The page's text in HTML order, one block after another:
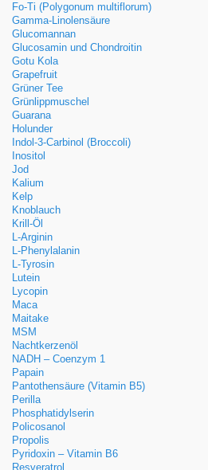
Fo-Ti (Polygonum multiflorum)
Gamma-Linolensäure
Glucomannan
Glucosamin und Chondroitin
Gotu Kola
Grapefruit
Grüner Tee
Grünlippmuschel
Guarana
Holunder
Indol-3-Carbinol (Broccoli)
Inositol
Jod
Kalium
Kelp
Knoblauch
Krill-Öl
L-Arginin
L-Phenylalanin
L-Tyrosin
Lutein
Lycopin
Maca
Maitake
MSM
Nachtkerzenöl
NADH – Coenzym 1
Papain
Pantothensäure (Vitamin B5)
Perilla
Phosphatidylserin
Policosanol
Propolis
Pyridoxin – Vitamin B6
Resveratrol